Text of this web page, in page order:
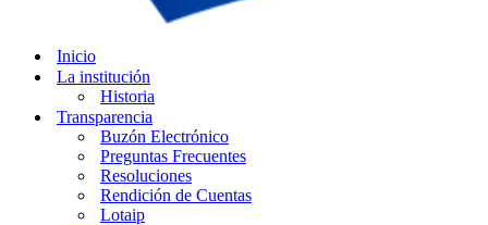
Inicio
La institución
Historia
Transparencia
Buzón Electrónico
Preguntas Frecuentes
Resoluciones
Rendición de Cuentas
Lotaip